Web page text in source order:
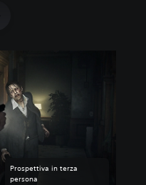
Prospettiva in terza
persona